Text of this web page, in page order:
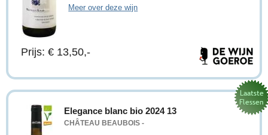
Meer over deze wijn
Prijs: € 13,50,-
Elegance blanc bio 2024 13
CHÂTEAU BEAUBOIS -